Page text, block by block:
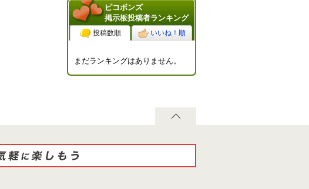
ピコボンズ
掲示板投稿者ランキング
投稿数順 いいね！順
まだランキングはありません。